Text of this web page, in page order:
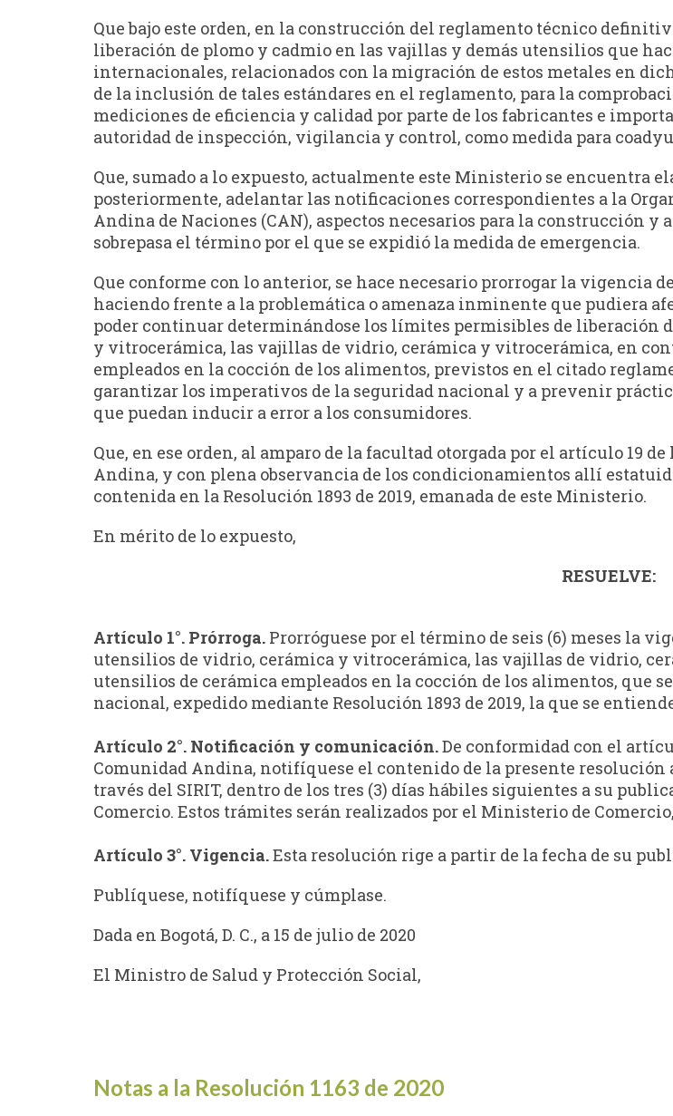
Que bajo este orden, en la construcción del reglamento técnico
liberación de plomo y cadmio en las vajillas y demás utensilios que
internacionales, relacionados con la migración de estos metales en
de la inclusión de tales estándares en el reglamento, para la
mediciones de eficiencia y calidad por parte de los fabricantes e
autoridad de inspección, vigilancia y control, como medida para
Que, sumado a lo expuesto, actualmente este Ministerio se encuentra
posteriormente, adelantar las notificaciones correspondientes a la
Andina de Naciones (CAN), aspectos necesarios para la construcción
sobrepasa el término por el que se expidió la medida de emergencia.
Que conforme con lo anterior, se hace necesario prorrogar la vigencia
haciendo frente a la problemática o amenaza inminente que pudiera
poder continuar determinándose los límites permisibles de liberación
y vitrocerámica, las vajillas de vidrio, cerámica y vitrocerámica, en
empleados en la cocción de los alimentos, previstos en el citado
garantizar los imperativos de la seguridad nacional y a prevenir
que puedan inducir a error a los consumidores.
Que, en ese orden, al amparo de la facultad otorgada por el artículo 19
Andina, y con plena observancia de los condicionamientos allí
contenida en la Resolución 1893 de 2019, emanada de este Ministerio.
En mérito de lo expuesto,
RESUELVE:
Artículo 1°. Prórroga. Prorróguese por el término de seis (6) meses la
utensilios de vidrio, cerámica y vitrocerámica, las vajillas de vidrio,
utensilios de cerámica empleados en la cocción de los alimentos,
nacional, expedido mediante Resolución 1893 de 2019, la que se
Artículo 2°. Notificación y comunicación.De conformidad con el
Comunidad Andina, notifíquese el contenido de la presente resolución
través del SIRIT, dentro de los tres (3) días hábiles siguientes a su
Comercio. Estos trámites serán realizados por el Ministerio de
Artículo 3°. Vigencia.Esta resolución rige a partir de la fecha de su
Publíquese, notifíquese y cúmplase.
Dada en Bogotá, D. C., a 15 de julio de 2020
El Ministro de Salud y Protección Social,
Notas a la Resolución 1163 de 2020